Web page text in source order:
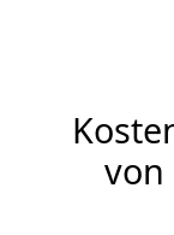
von